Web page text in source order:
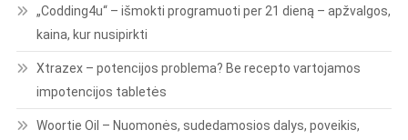
„Codding4u“ – išmokti programuoti per 21 dieną – apžvalgos,
kaina, kur nusipirkti
Xtrazex – potencijos problema? Be recepto vartojamos
impotencijos tabletės
Woortie Oil – Nuomonės, sudedamosios dalys, poveikis,